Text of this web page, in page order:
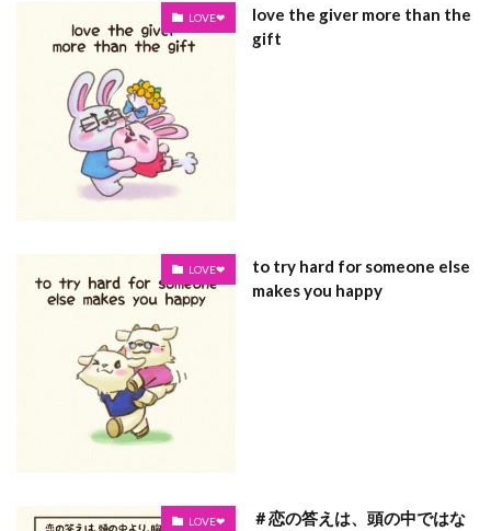
LOVE❤
love the giver more than the
gift
LOVE❤
to try hard for someone else
makes you happy
LOVE❤
＃恋の答えは、頭の中ではな